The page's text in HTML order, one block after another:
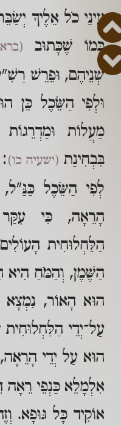
עֵינֵי כֹל אֵלֶיךָ
כְּמוֹ שֶׁכָּתוּב
שְׁנֵיהֶם, וּפֵרֵשׁ
וּלְפִי הַשֵּׂכֶל כֵּן
מַעֲלוֹת
בִּבְחִינַת (ישעיה כו)
לְפִי הַשֵּׂכֶל
הָרֵאָה, כִּי
הַלַּחְלוּחִית
הַשֶּׁמֶן, וְהַמֹּחַ הִיא
הוּא הָאוֹר,
עַל־יְדֵי
הוּא עַל יְדֵי
אִלְמָלֵא כַּנְפֵי רֵאָה
אוֹקִיד כָּל גּוּפָא.